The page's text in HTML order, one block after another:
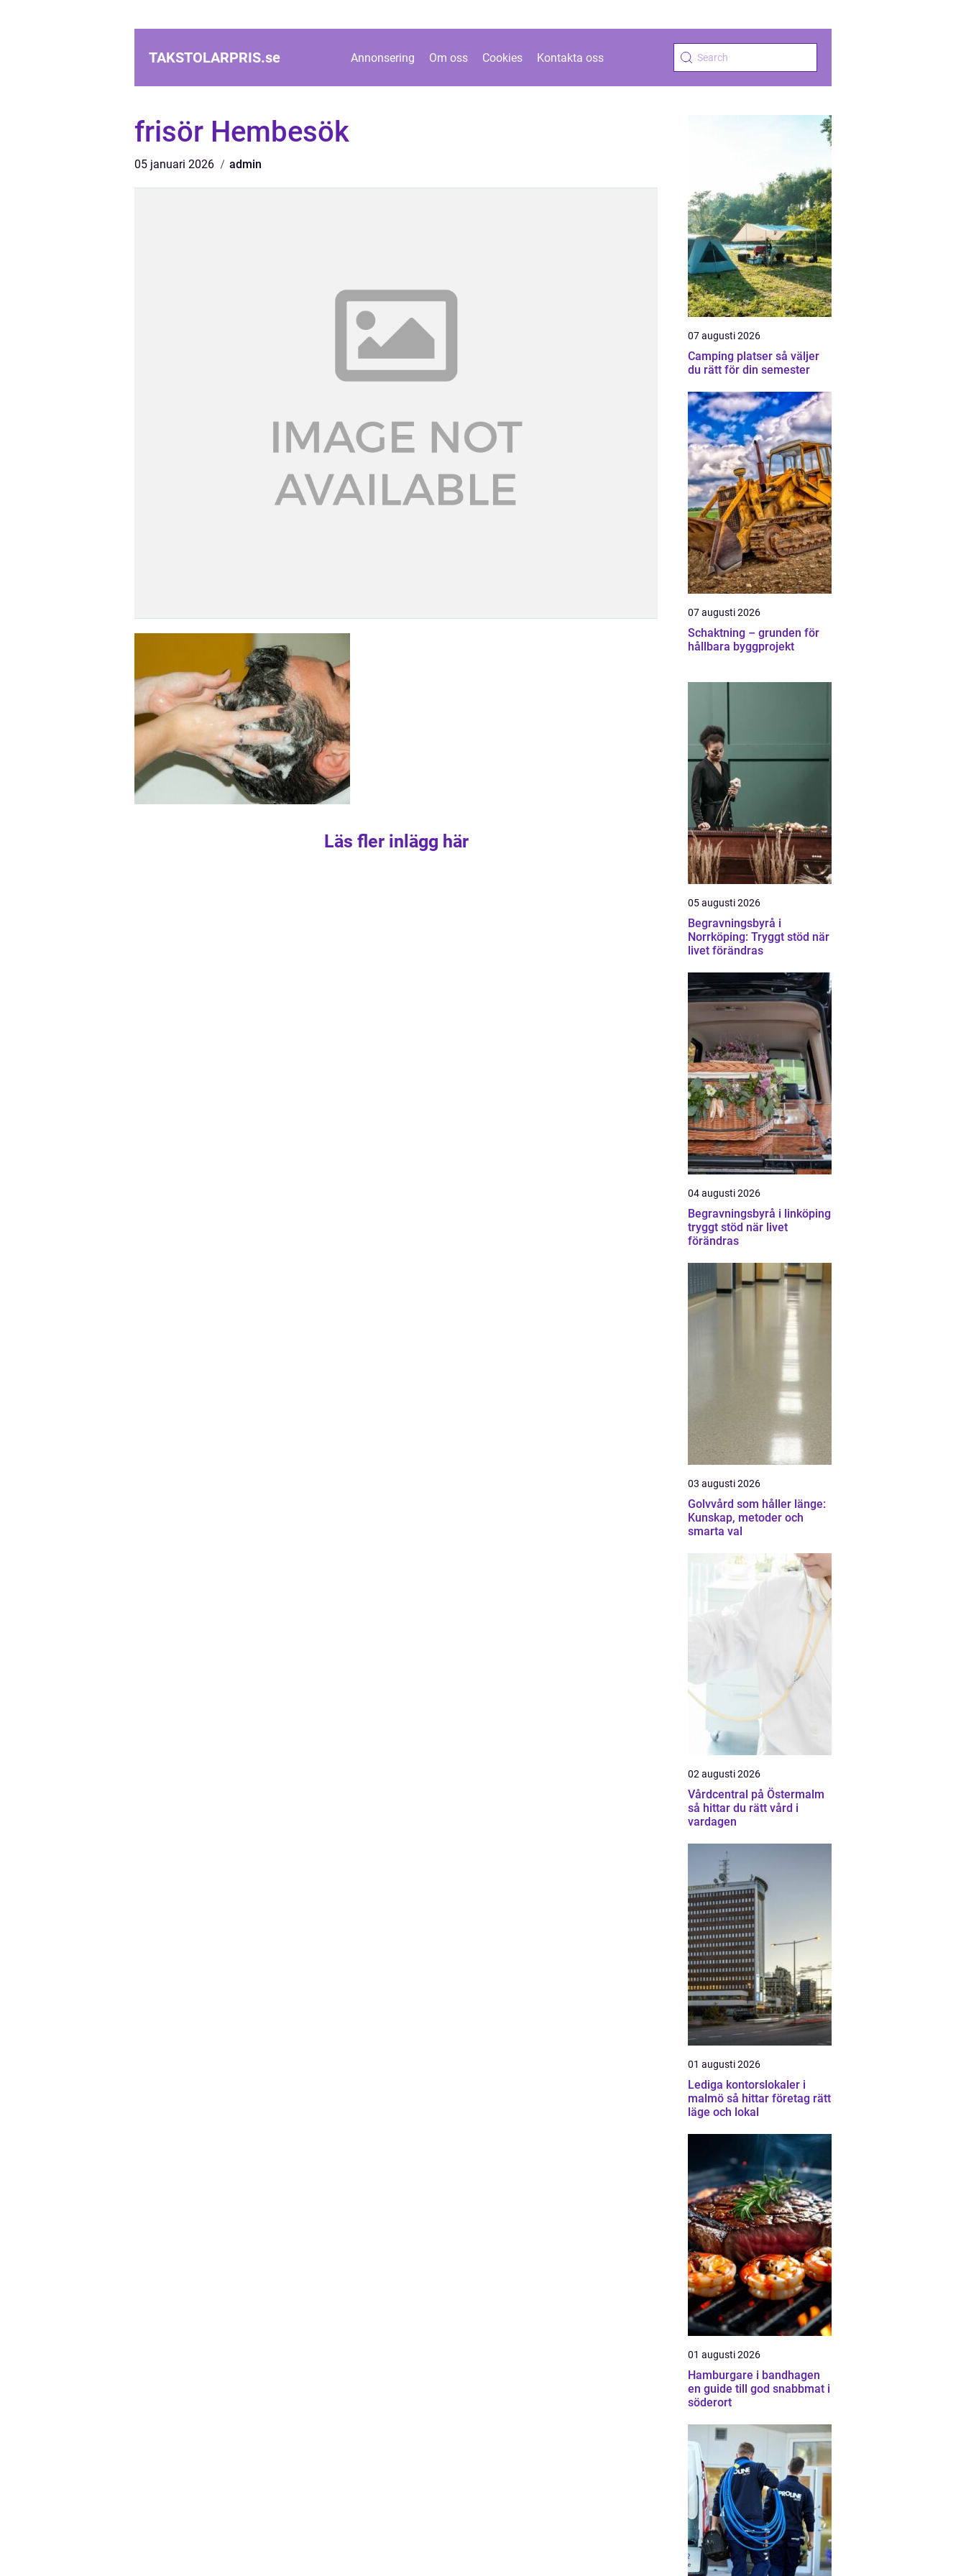
TAKSTOLARPRIS.se Annonsering Om oss Cookies Kontakta oss
frisör Hembesök
05 januari 2026 admin
Läs fler inlägg här
07 augusti 2026
Camping platser så väljer
du rätt för din semester
07 augusti 2026
Schaktning – grunden för
hållbara byggprojekt
05 augusti 2026
Begravningsbyrå i
Norrköping: Tryggt stöd när
livet förändras
04 augusti 2026
Begravningsbyrå i linköping
tryggt stöd när livet
förändras
03 augusti 2026
Golvvård som håller länge:
Kunskap, metoder och
smarta val
02 augusti 2026
Vårdcentral på Östermalm
så hittar du rätt vård i
vardagen
01 augusti 2026
Lediga kontorslokaler i
malmö så hittar företag rätt
läge och lokal
01 augusti 2026
Hamburgare i bandhagen
en guide till god snabbmat i
söderort